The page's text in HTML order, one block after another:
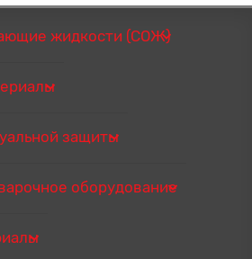
жидкости (СОЖ)
защиты
оборудование